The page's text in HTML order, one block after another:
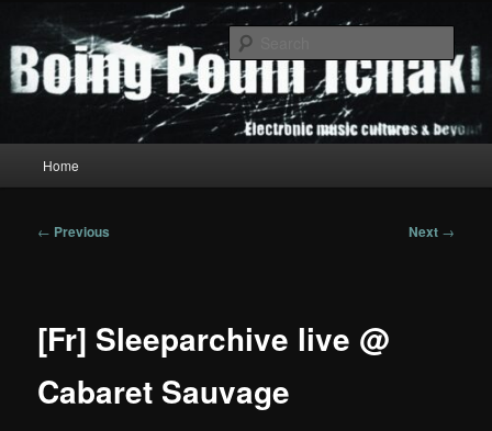
primary
contentBoing Poum Tchak!
Home
Post
← Previous Next →
[Fr] Sleeparchive live @
Cabaret Sauvage